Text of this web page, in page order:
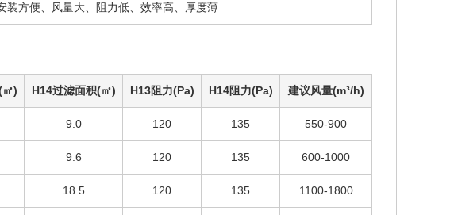
装方便、风量大、阻力低、效率高、厚度薄
) H14过滤面积(㎡) H13阻力(Pa) H14阻力(Pa) 建议风量(m³/h)
9.0 120 135 550-900
9.6 120 135 600-1000
18.5 120 135 1100-1800